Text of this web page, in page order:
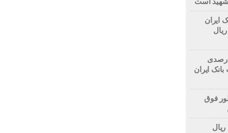
ایران
میلیارد ریال
درصدی منابع و ۱۳۲ درصدی
ایران
فوق
ریال